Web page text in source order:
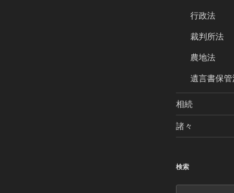
行政法
裁判所法
農地法
遺言書保管
相続
諸々
検索